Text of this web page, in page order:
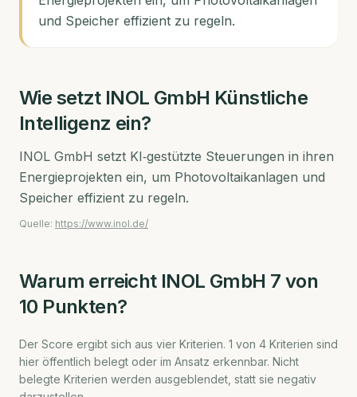
und Speicher effizient zu regeln.
Wie setzt INOL GmbH Künstliche
Intelligenz ein?
INOL GmbH setzt KI‑gestützte Steuerungen in ihren
Energieprojekten ein, um Photovoltaikanlagen und
Speicher effizient zu regeln.
Quelle: https://www.inol.de/
Warum erreicht INOL GmbH 7 von
10 Punkten?
Der Score ergibt sich aus vier Kriterien. 1 von 4 Kriterien sind
hier öffentlich belegt oder im Ansatz erkennbar. Nicht
belegte Kriterien werden ausgeblendet, statt sie negativ